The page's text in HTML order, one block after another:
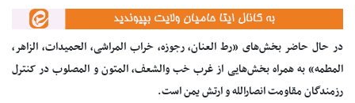
در حال حاضر بخش‌های «رط العنان، رجوزه، خراب المراشی، الحمیدات، الزاهر،
المطمه» به همراه بخش‌هایی از غرب خب والشعف، المتون و المصلوب در کنترل
رزمندگان مقاومت انصارالله و ارتش یمن است.